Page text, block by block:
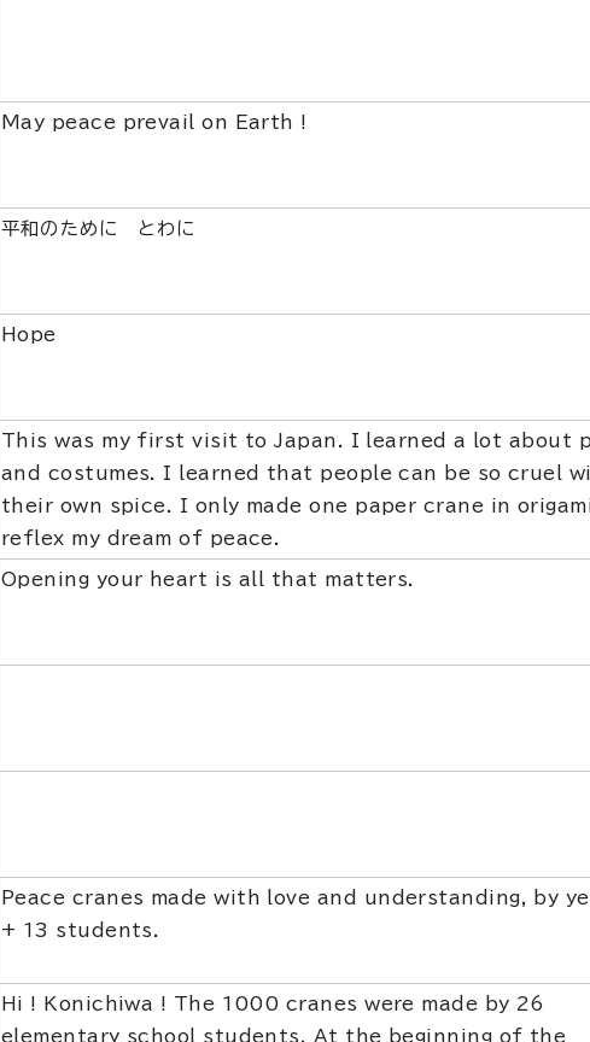
May peace prevail on Earth !
平和のために とわに
Hope
This was my first visit to Japan. I learned a lot about
and costumes. I learned that people can be so cruel
their own spice. I only made one paper crane in
reflex my dream of peace.
Opening your heart is all that matters.
Peace cranes made with love and understanding, by
+ 13 students.
Hi ! Konichiwa ! The 1000 cranes were made by 26
elementary school students. At the beginning of the